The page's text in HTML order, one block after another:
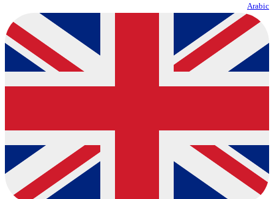
Arabic